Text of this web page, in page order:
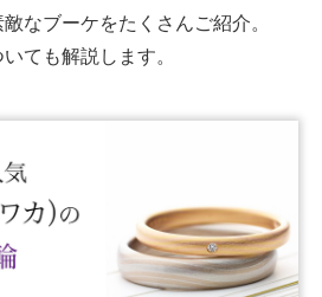
なブーケをたくさんご紹介。
ても解説します。